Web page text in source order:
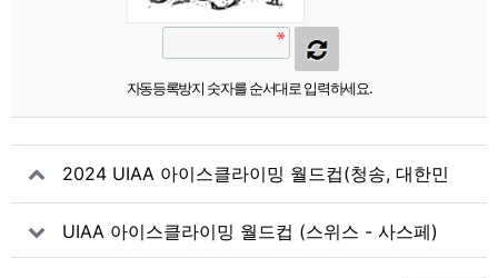
자동등록방지 숫자를 순서대로 입력하세요.
2024 UIAA 아이스클라이밍 월드컵(청송, 대한민
국) 파견선수 명단
UIAA 아이스클라이밍 월드컵 (스위스 - 사스페)
참가신청